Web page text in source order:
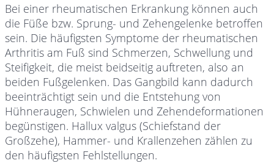
Bei einer rheumatischen Erkrankung können auch
die Füße bzw. Sprung- und Zehengelenke betroffen
sein. Die häufigsten Symptome der rheumatischen
Arthritis am Fuß sind Schmerzen, Schwellung und
Steifigkeit, die meist beidseitig auftreten, also an
beiden Fußgelenken. Das Gangbild kann dadurch
beeinträchtigt sein und die Entstehung von
Hühneraugen, Schwielen und Zehendeformationen
begünstigen. Hallux valgus (Schiefstand der
Großzehe), Hammer- und Krallenzehen zählen zu
den häufigsten Fehlstellungen.